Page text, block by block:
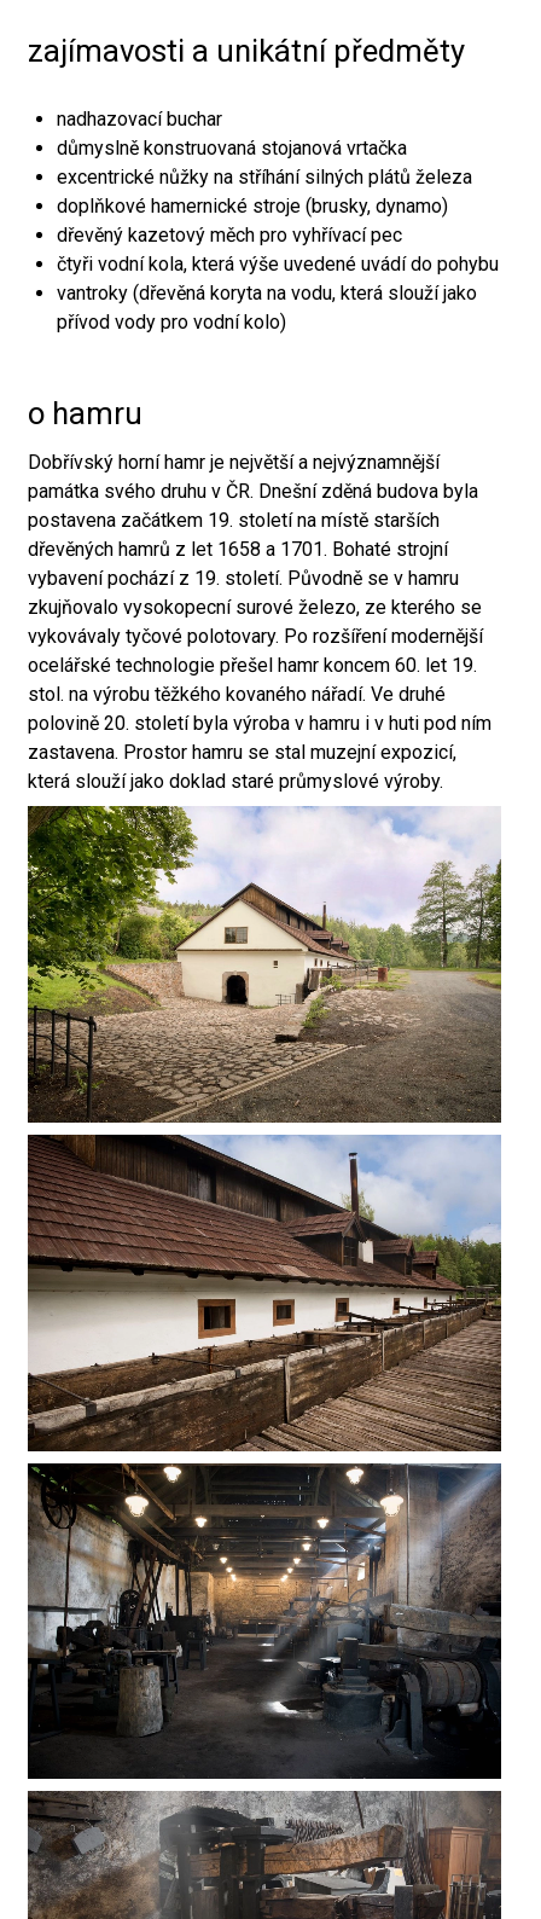
zajímavosti a unikátní předměty
nadhazovací buchar
důmyslně konstruovaná stojanová vrtačka
excentrické nůžky na stříhání silných plátů železa
doplňkové hamernické stroje (brusky, dynamo)
dřevěný kazetový měch pro vyhřívací pec
čtyři vodní kola, která výše uvedené uvádí do pohybu
vantroky (dřevěná koryta na vodu, která slouží jako
přívod vody pro vodní kolo)
o hamru
Dobřívský horní hamr je největší a nejvýznamnější
památka svého druhu v ČR. Dnešní zděná budova byla
postavena začátkem 19. století na místě starších
dřevěných hamrů z let 1658 a 1701. Bohaté strojní
vybavení pochází z 19. století. Původně se v hamru
zkujňovalo vysokopecní surové železo, ze kterého se
vykovávaly tyčové polotovary. Po rozšíření modernější
ocelářské technologie přešel hamr koncem 60. let 19.
stol. na výrobu těžkého kovaného nářadí. Ve druhé
polovině 20. století byla výroba v hamru i v huti pod ním
zastavena. Prostor hamru se stal muzejní expozicí,
která slouží jako doklad staré průmyslové výroby.